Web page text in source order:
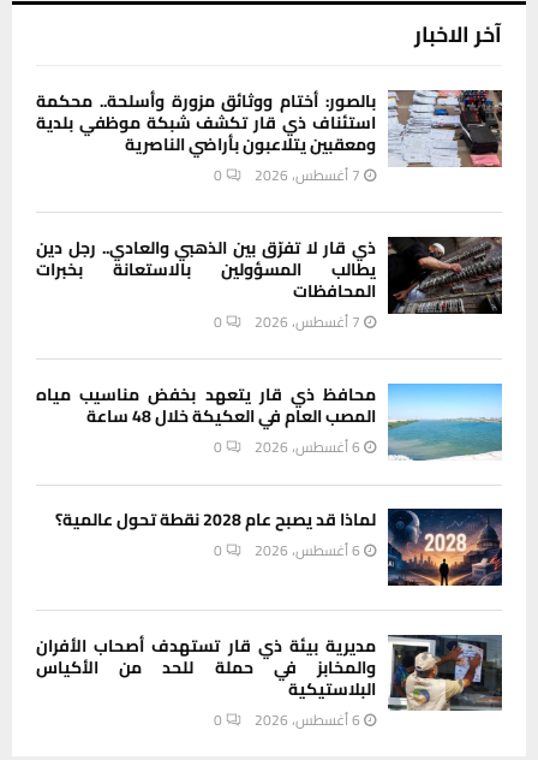
آخر الاخبار
بالصور: أختام ووثائق مزورة وأسلحة.. محكمة
استئناف ذي قار تكشف شبكة موظفي بلدية
ومعقبين يتلاعبون بأراضي الناصرية
7 أغسطس، 2026 0
ذي قار لا تفرّق بين الذهبي والعادي.. رجل دين
يطالب المسؤولين بالاستعانة بخبرات
المحافظات
7 أغسطس، 2026 0
محافظ ذي قار يتعهد بخفض مناسيب مياه
المصب العام في العكيكة خلال 48 ساعة
6 أغسطس، 2026 0
لماذا قد يصبح عام 2028 نقطة تحول عالمية؟
6 أغسطس، 2026 0
مديرية بيئة ذي قار تستهدف أصحاب الأفران
والمخابز في حملة للحد من الأكياس
البلاستيكية
6 أغسطس، 2026 0